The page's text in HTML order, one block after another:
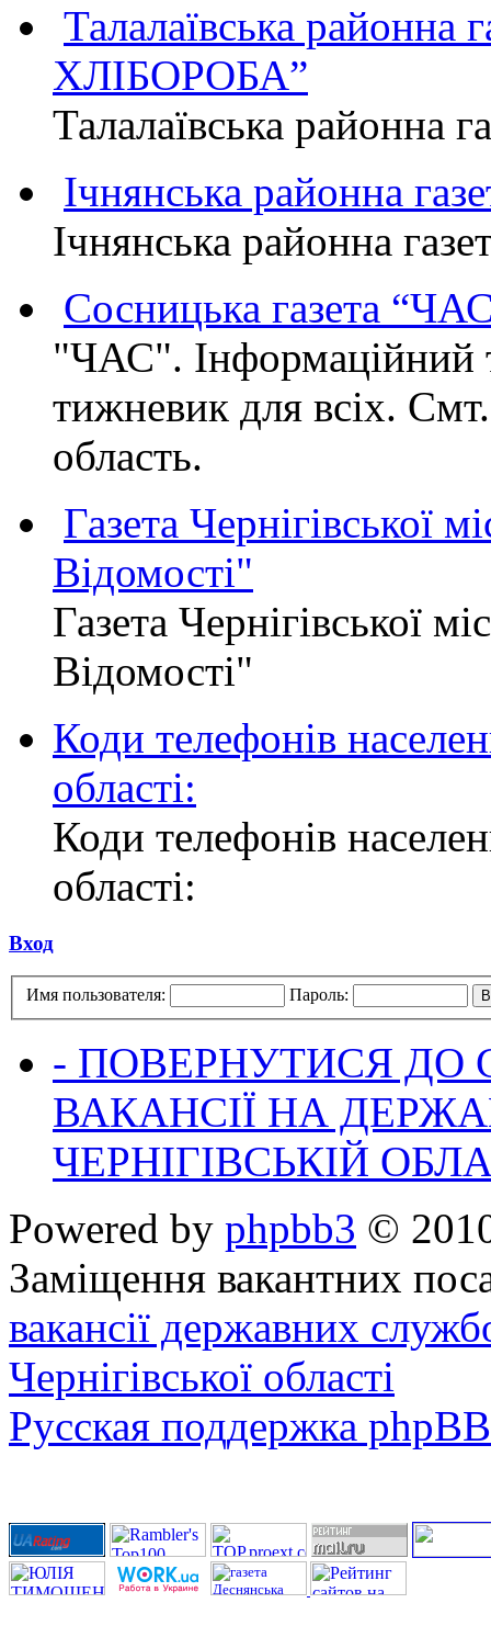
Талалаївська
ХЛІБОРОБА”
Талалаївська
Ічнянська районна
Ічнянська районна
Сосницька газета
"ЧАС". Інформаційний
тижневик для всіх.
область.
Газета Чернігівської
Відомості"
Газета Чернігівської
Відомості"
Коди телефонів
області:
Коди телефонів
області:
Вход
Имя пользователя: Пароль:
- ПОВЕРНУТИСЯ ДО
ВАКАНСІЇ НА
ЧЕРНІГІВСЬКІЙ
Powered by phpbb3 ©
Заміщення вакантних
вакансії державних
Чернігівської області
Русская поддержка phpBB